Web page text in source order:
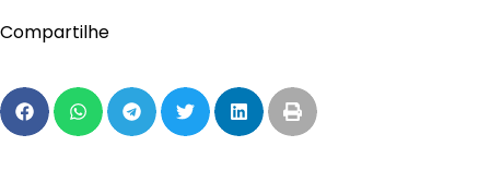
Compartilhe